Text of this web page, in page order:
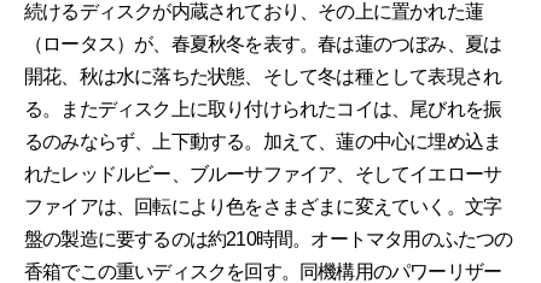
続けるディスクが内蔵されており、その上に置かれた蓮
（ロータス）が、春夏秋冬を表す。春は蓮のつぼみ、夏は
開花、秋は水に落ちた状態、そして冬は種として表現され
る。またディスク上に取り付けられたコイは、尾びれを振
るのみならず、上下動する。加えて、蓮の中心に埋め込ま
れたレッドルビー、ブルーサファイア、そしてイエローサ
ファイアは、回転により色をさまざまに変えていく。文字
盤の製造に要するのは約210時間。オートマタ用のふたつの
香箱でこの重いディスクを回す。同機構用のパワーリザー